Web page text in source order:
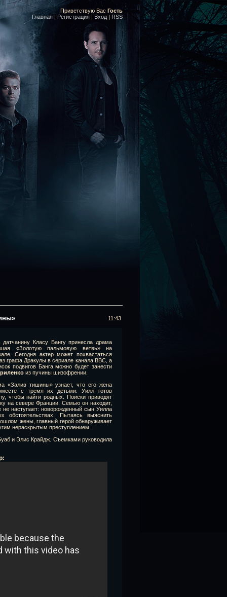
Приветствую Вас Гость
Главная | Регистрация | Вход | RSS
11:43
датчанину Класу Бангу принесла драма
«Золотую пальмовую ветвь» на
Сегодня актер может похвастаться
графа Дракулы в сериале канала BBC, а
подвигов Банга можно будет занести
из пучины шизофрении.
«Залив тишины» узнает, что его жена
с тремя их детьми. Уилл готов
чтобы найти родных. Поиски приводят
на севере Франции. Семью он находит,
не наступает: новорожденный сын Уилла
обстоятельствах. Пытаясь выяснить
жены, главный герой обнаруживает
нераскрытым преступлением.
и Элис Крайдж. Съемками руководила